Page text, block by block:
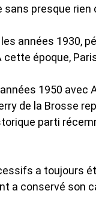
presque rien
années 1930,
époque,
1950 avec
de la Brosse
parti
a toujours
a conservé son